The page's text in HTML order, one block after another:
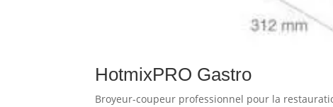
HotmixPRO Gastro
Broyeur-coupeur professionnel pour la